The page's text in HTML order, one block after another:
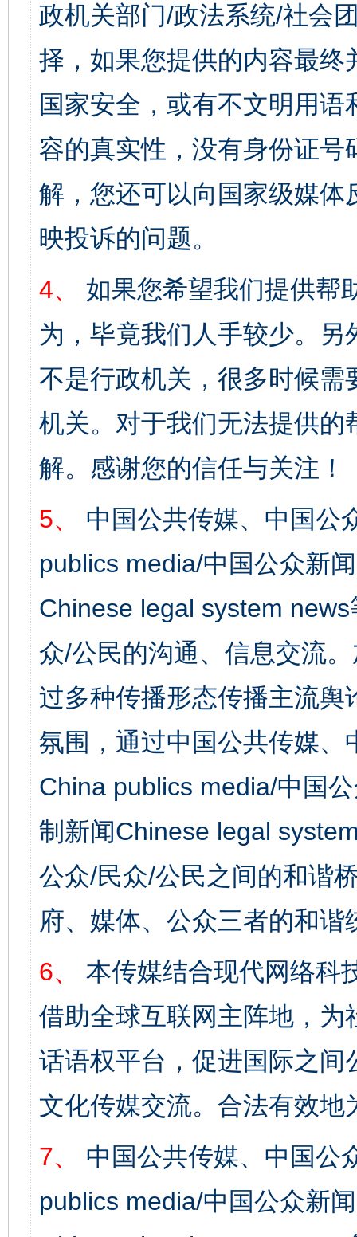
政机关部门/政法系统/社会
择，如果您提供的内容最
国家安全，或有不文明用
容的真实性，没有身份证
解，您还可以向国家级媒
映投诉的问题。
4、
如果您希望我们提供帮
为，毕竟我们人手较少。
不是行政机关，很多时候
机关。对于我们无法提供
解。感谢您的信任与关注！
5、
中国公共传媒、中国公
publics media/中国公众新
Chinese legal system
众/公民的沟通、信息交流
过多种传播形态传播主流
氛围，通过中国公共传媒
China publics media/中国
制新闻Chinese legal
公众/民众/公民之间的和谐
府、媒体、公众三者的和谐
6、
本传媒结合现代网络科
借助全球互联网主阵地，
话语权平台，促进国际之
文化传媒交流。合法有效地
7、
中国公共传媒、中国公
publics media/中国公众新